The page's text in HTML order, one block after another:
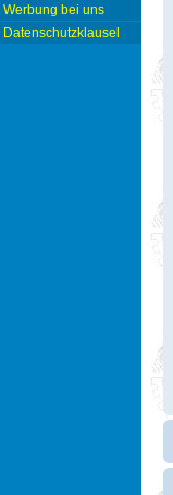
Werbung bei uns
Datenschutzklausel